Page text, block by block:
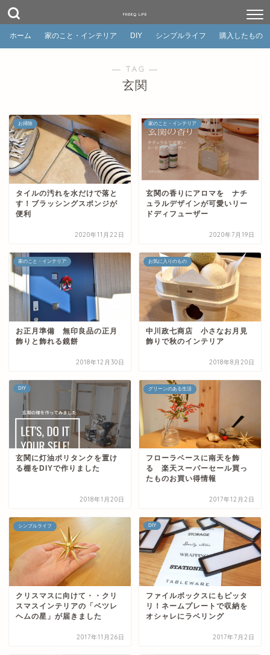
FREEQ LIFE
ホーム 家のこと・インテリア DIY シンプルライフ 購入したもの
― TAG ―
玄関
お掃除
タイルの汚れを水だけで落と
す！ブラッシングスポンジが
便利
2020年11月22日
家のこと・インテリア
玄関の香りにアロマを ナチ
ュラルデザインが可愛いリー
ドディフューザー
2020年7月19日
家のこと・インテリア
お正月準備 無印良品の正月
飾りと飾れる鏡餅
2018年12月30日
お気に入りのもの
中川政七商店 小さなお月見
飾りで秋のインテリア
2018年8月20日
DIY
玄関に灯油ポリタンクを置け
る棚をDIYで作りました
2018年1月20日
グリーンのある生活
フローラベースに南天を飾
る 楽天スーパーセール買っ
たものお買い得情報
2017年12月2日
シンプルライフ
クリスマスに向けて・・クリ
スマスインテリアの「ベツレ
ヘムの星」が届きました
2017年11月26日
DIY
ファイルボックスにもピッタ
リ！ネームプレートで収納を
オシャレにラベリング
2017年7月2日